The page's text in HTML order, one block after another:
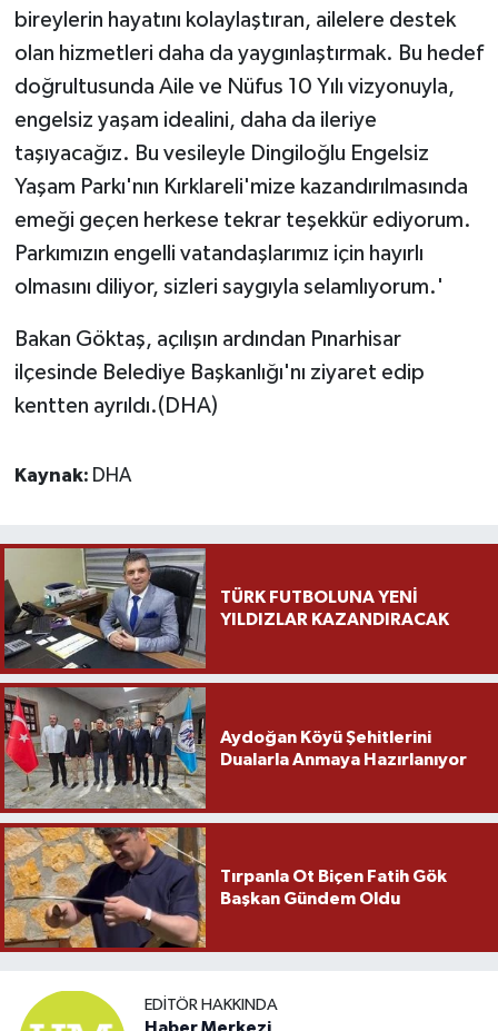
bireylerin hayatını kolaylaştıran, ailelere destek
olan hizmetleri daha da yaygınlaştırmak. Bu hedef
doğrultusunda Aile ve Nüfus 10 Yılı vizyonuyla,
engelsiz yaşam idealini, daha da ileriye
taşıyacağız. Bu vesileyle Dingiloğlu Engelsiz
Yaşam Parkı'nın Kırklareli'mize kazandırılmasında
emeği geçen herkese tekrar teşekkür ediyorum.
Parkımızın engelli vatandaşlarımız için hayırlı
olmasını diliyor, sizleri saygıyla selamlıyorum.'
Bakan Göktaş, açılışın ardından Pınarhisar
ilçesinde Belediye Başkanlığı'nı ziyaret edip
kentten ayrıldı.(DHA)
Kaynak: DHA
TÜRK FUTBOLUNA YENİ
YILDIZLAR KAZANDIRACAK
Aydoğan Köyü Şehitlerini
Dualarla Anmaya Hazırlanıyor
Tırpanla Ot Biçen Fatih Gök
Başkan Gündem Oldu
EDITÖR HAKKINDA